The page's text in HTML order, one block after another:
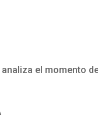
el momento